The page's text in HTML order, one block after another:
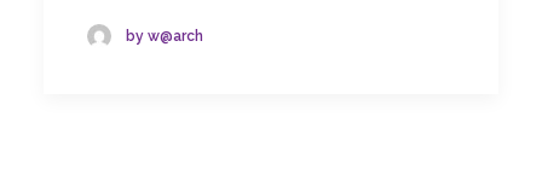
by w@arch